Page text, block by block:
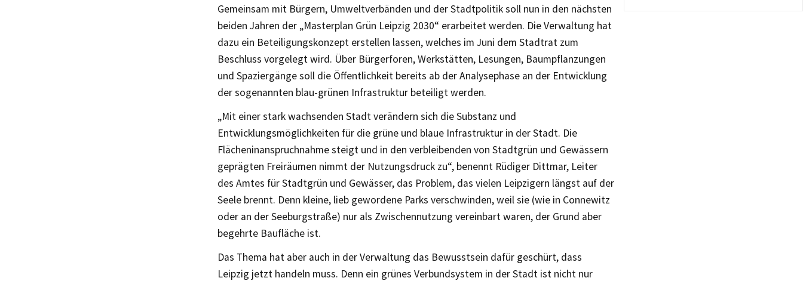
Gemeinsam mit Bürgern, Umweltverbänden und der Stadtpolitik soll nun in den nächsten
beiden Jahren der „Masterplan Grün Leipzig 2030“ erarbeitet werden. Die Verwaltung hat
dazu ein Beteiligungskonzept erstellen lassen, welches im Juni dem Stadtrat zum
Beschluss vorgelegt wird. Über Bürgerforen, Werkstätten, Lesungen, Baumpflanzungen
und Spaziergänge soll die Öffentlichkeit bereits ab der Analysephase an der Entwicklung
der sogenannten blau-grünen Infrastruktur beteiligt werden.
„Mit einer stark wachsenden Stadt verändern sich die Substanz und
Entwicklungsmöglichkeiten für die grüne und blaue Infrastruktur in der Stadt. Die
Flächeninanspruchnahme steigt und in den verbleibenden von Stadtgrün und Gewässern
geprägten Freiräumen nimmt der Nutzungsdruck zu“, benennt Rüdiger Dittmar, Leiter
des Amtes für Stadtgrün und Gewässer, das Problem, das vielen Leipzigern längst auf der
Seele brennt. Denn kleine, lieb gewordene Parks verschwinden, weil sie (wie in Connewitz
oder an der Seeburgstraße) nur als Zwischennutzung vereinbart waren, der Grund aber
begehrte Baufläche ist.
Das Thema hat aber auch in der Verwaltung das Bewusstsein dafür geschürt, dass
Leipzig jetzt handeln muss. Denn ein grünes Verbundsystem in der Stadt ist nicht nur